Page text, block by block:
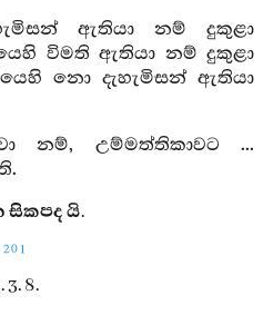
ඇතියා නම් දුකුළා
විමති ඇතියා නම් දුකුළා
නො දැහැමිසන් ඇතියා
නම්, උම්මත්තිකාවට ...
යි.
201
3. 8.